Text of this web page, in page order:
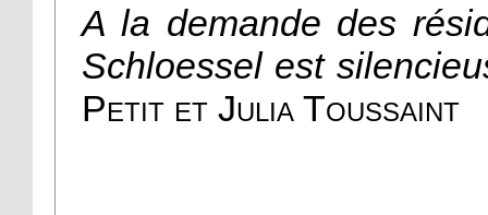
A la demande des
Schloessel est
Petit et Julia Toussaint